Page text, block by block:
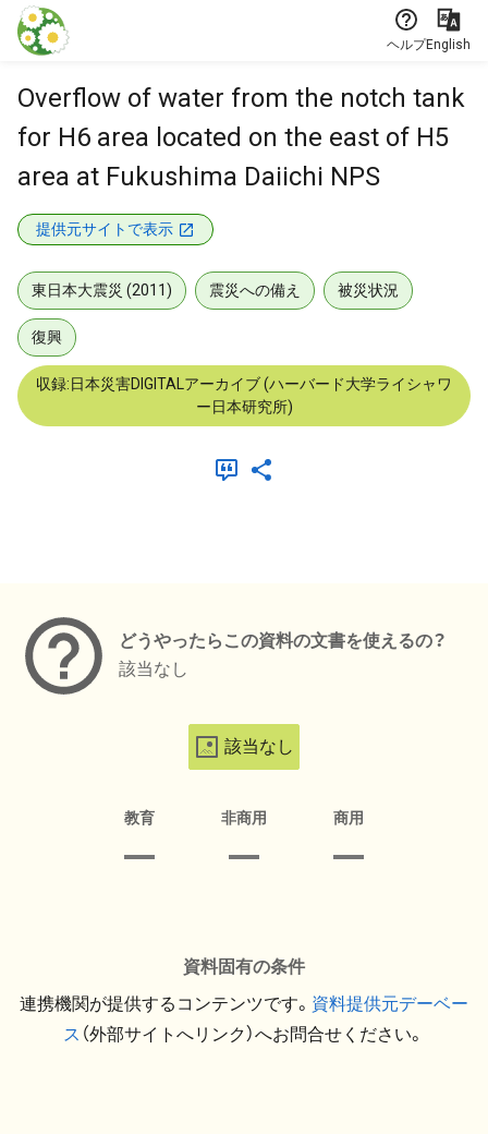
本文に飛ぶ
ヘルプEnglish
Overflow of water from the notch tank
for H6 area located on the east of H5
area at Fukushima Daiichi NPS
提供元サイトで表示
東日本大震災 (2011) 震災への備え 被災状況
復興
収録:日本災害DIGITALアーカイブ (ハーバード大学ライシャワ
ー日本研究所)
どうやったらこの資料の文書を使えるの？
該当なし
該当なし
教育 非商用 商用
資料固有の条件
連携機関が提供するコンテンツです。 資料提供元デーベー
ス （外部サイトへリンク）へお問合せください。